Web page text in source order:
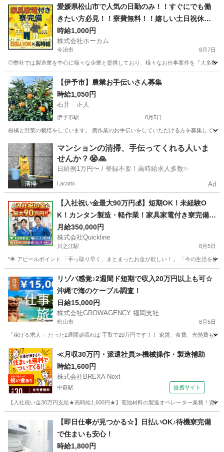
愛媛県松山市で人気の日勤のみ！！すぐにでも働
きたい方必見！！寮費無料！！嬉しい土日祝休
み！！
時給1,000円
株式会社ホーカム
今治市 8月7日
◎弊社では製造業を中心に様々な企業と提携しており、様々なお仕事案件を『大多数
愛媛 今治市 軽作業 無料
【伊予市】農業お手伝いさん募集
時給1,050円
石井 正人
伊予市駅 8月5日
柑橘と野菜の栽培をしています。 農作業のお手伝いをしていただける方を募集して
愛媛 伊予市 伊予市駅 農業 お手伝いさん
マンションの清掃、手伝ってくれる人いま
せんか？😭🙏
日給例1万円〜 / 登録不要！高時給求人多数✨
Lacotto Ad
【入社祝い金最大90万円💰】短期OK！未経験O
K！カンタン製造・軽作業！家具家電付き寮完備
🏠
月給350,000円
株式会社Quickline
川之江駅 8月5日
"🌟 アピールポイント 「手っ取り早く、まとまったお金が欲しい！」 「今の生活を抜
川之江駅 工場 時給
リゾバ感覚♪2週間ド短期で収入20万円以上も可☆
沖縄で海のケーブル調査！
日給15,000円
株式会社GROWAGENCY 福岡支社
松山市 8月5日
「稼げる求人」 たった2週間頑張れば 手取で20万円です！！ 家賃、食費、光熱費も
愛媛 松山市 その他 客室
≪月収30万円・派遣社員≫機械操作・製造補助
時給1,600円
株式会社BREXA Next
中萩駅 提携サイト
【入社祝い金30万円支給★高時給1,600円★】電池材料の製造オペレーター業務！資
中萩駅 その他
【即日仕事が見つかる☆】日払いOK♪待機寮完備
で住まいも安心！
時給1,800円